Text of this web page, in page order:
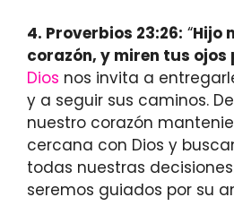
4. Proverbios 23:26: “Hijo
corazón, y miren tus ojos
Dios nos invita a
y a seguir sus caminos.
nuestro corazón
cercana con Dios y
todas nuestras
seremos guiados por su